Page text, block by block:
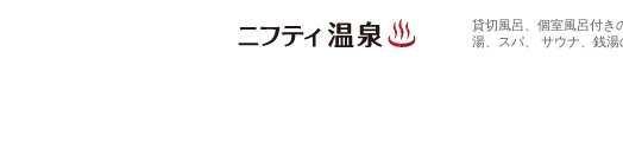
貸切風呂、個室風呂付き
湯、スパ、 サウナ、銭